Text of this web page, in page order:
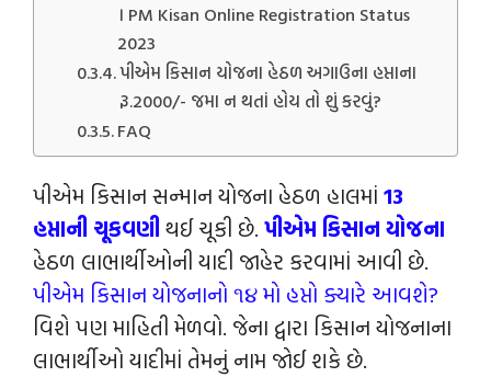
। PM Kisan Online Registration Status
2023
પીએમ કિસાન યોજના હેઠળ અગાઉના હપ્તાના
રૂ.2000/- જમા ન થતાં હોય તો શું કરવું?
FAQ
પીએમ કિસાન સન્માન યોજના હેઠળ હાલમાં 13
હપ્તાની ચૂકવણી થઈ ચૂકી છે. પીએમ કિસાન યોજના
હેઠળ લાભાર્થીઓની યાદી જાહેર કરવામાં આવી છે.
પીએમ કિસાન યોજનાનો ૧૪ મો હપ્તો ક્યારે આવશે?
વિશે પણ માહિતી મેળવો. જેના દ્વારા કિસાન યોજનાના
લાભાર્થીઓ યાદીમાં તેમનું નામ જોઈ શકે છે.